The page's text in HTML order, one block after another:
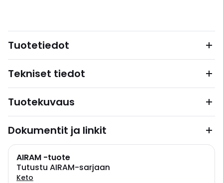
Tuotetiedot
Tekniset tiedot
Tuotekuvaus
Dokumentit ja linkit
AIRAM -tuote
Tutustu AIRAM-sarjaan
Keto